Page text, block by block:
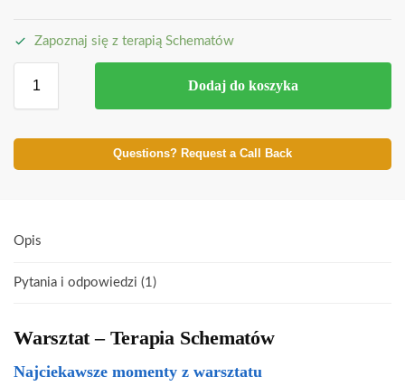
Zapoznaj się z terapią Schematów
Dodaj do koszyka
Questions? Request a Call Back
Opis
Pytania i odpowiedzi (1)
Warsztat – Terapia Schematów
Najciekawsze momenty z warsztatu